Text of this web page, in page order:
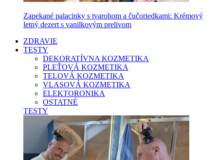
Zapekané palacinky s tvarohom a čučoriedkami: Krémový
letný dezert s vanilkovým prelivom
ZDRAVIE
TESTY
DEKORATÍVNA KOZMETIKA
PLEŤOVÁ KOZMETIKA
TELOVÁ KOZMETIKA
VLASOVÁ KOZMETIKA
ELEKTORONIKA
OSTATNÉ
TESTY